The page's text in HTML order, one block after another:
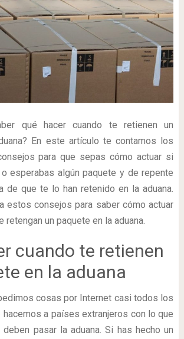
qué hacer cuando te retienen un
En este artículo te contamos los
para que sepas cómo actuar si
esperabas algún paquete y de repente
de que te lo han retenido en la aduana.
estos consejos para saber cómo actuar
retengan un paquete en la aduana.
cuando te retienen
en la aduana
cosas por Internet casi todos los
a países extranjeros con lo que
pasar la aduana. Si has hecho un